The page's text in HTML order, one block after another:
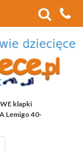
klapki
Lemigo 40-